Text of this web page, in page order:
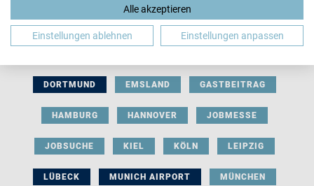
BERUFLICHE ORIENTIERUNG BEWERBUNG
DORTMUND EMSLAND GASTBEITRAG
HAMBURG HANNOVER JOBMESSE
JOBSUCHE KIEL KÖLN LEIPZIG
LÜBECK MUNICH AIRPORT MÜNCHEN
Alle akzeptieren
Einstellungen ablehnen Einstellungen anpassen